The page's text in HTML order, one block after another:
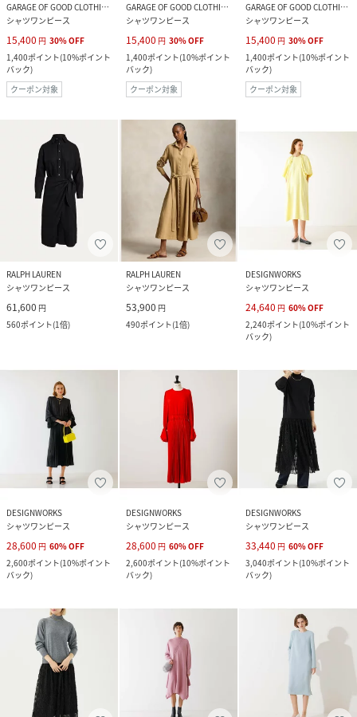
GARAGE OF GOOD CLOTHING
シャツワンピース
15,400 円 30%OFF
1,400ポイント(10%ポイント
バック)
クーポン対象
GARAGE OF GOOD CLOTHING
シャツワンピース
15,400 円 30%OFF
1,400ポイント(10%ポイント
バック)
クーポン対象
GARAGE OF GOOD CLOTHING
シャツワンピース
15,400 円 30%OFF
1,400ポイント(10%ポイント
バック)
クーポン対象
RALPH LAUREN
シャツワンピース
61,600 円
560ポイント(1倍)
RALPH LAUREN
シャツワンピース
53,900 円
490ポイント(1倍)
DESIGNWORKS
シャツワンピース
24,640 円 60%OFF
2,240ポイント(10%ポイント
バック)
DESIGNWORKS
シャツワンピース
28,600 円 60%OFF
2,600ポイント(10%ポイント
バック)
DESIGNWORKS
シャツワンピース
28,600 円 60%OFF
2,600ポイント(10%ポイント
バック)
DESIGNWORKS
シャツワンピース
33,440 円 60%OFF
3,040ポイント(10%ポイント
バック)